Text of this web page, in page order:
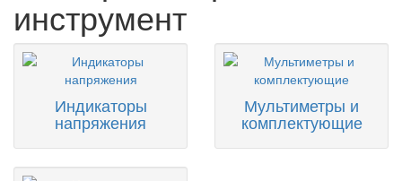
инструмент
Индикаторы
напряжения
Мультиметры и
комплектующие